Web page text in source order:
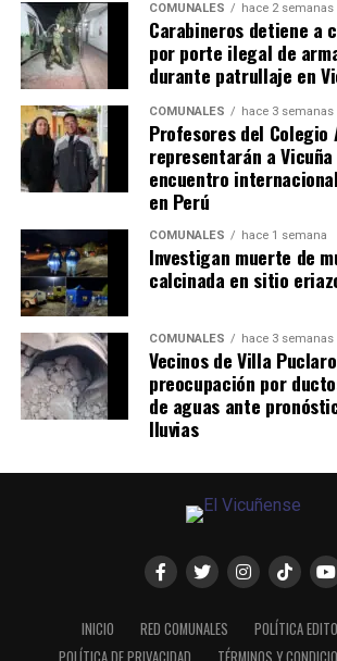
COMUNALES hace 2 semanas
Carabineros detiene a
por porte ilegal de
durante patrullaje en
COMUNALES hace 3 semanas
Profesores del Colegio
representarán a
encuentro
en Perú
COMUNALES hace 1 semana
Investigan muerte de
calcinada en sitio
COMUNALES hace 3 semanas
Vecinos de Villa
preocupación por
de aguas ante
lluvias
INICIO RED COMUNALES
POLÍTICA